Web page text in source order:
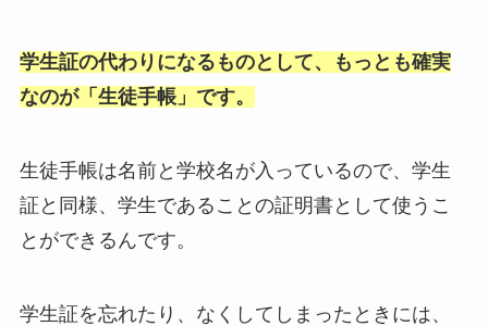
学生証の代わりになるものとして、もっとも確実
なのが「生徒手帳」です。
生徒手帳は名前と学校名が入っているので、学生
証と同様、学生であることの証明書として使うこ
とができるんです。
学生証を忘れたり、なくしてしまったときには、